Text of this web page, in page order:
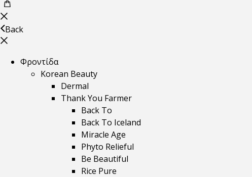
Back
Φροντίδα
Korean Beauty
Dermal
Thank You Farmer
Back To
Back To Iceland
Miracle Age
Phyto Relieful
Be Beautiful
Rice Pure